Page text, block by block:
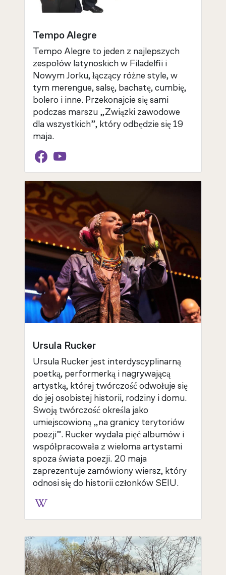
Tempo Alegre
Tempo Alegre to jeden z najlepszych
zespołów latynoskich w Filadelfii i
Nowym Jorku, łączący różne style, w
tym merengue, salsę, bachatę, cumbię,
bolero i inne. Przekonajcie się sami
podczas marszu „Związki zawodowe
dla wszystkich”, który odbędzie się 19
maja.
Ursula Rucker
Ursula Rucker jest interdyscyplinarną
poetką, performerką i nagrywającą
artystką, której twórczość odwołuje się
do jej osobistej historii, rodziny i domu.
Swoją twórczość określa jako
umiejscowioną „na granicy terytoriów
poezji”. Rucker wydała pięć albumów i
współpracowała z wieloma artystami
spoza świata poezji. 20 maja
zaprezentuje zamówiony wiersz, który
odnosi się do historii członków SEIU.